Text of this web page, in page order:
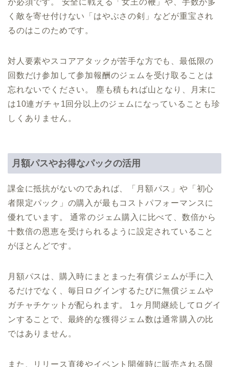
く敵を寄せ付けない「はやぶさの剣」などが重宝され
るのはこのためです。
対人要素やスコアアタックが苦手な方でも、最低限の
回数だけ参加して参加報酬のジェムを受け取ることは
忘れないでください。 塵も積もれば山となり、月末に
は10連ガチャ1回分以上のジェムになっていることも珍
しくありません。
月額パスやお得なパックの活用
課金に抵抗がないのであれば、「月額パス」や「初心
者限定パック」の購入が最もコストパフォーマンスに
優れています。 通常のジェム購入に比べて、数倍から
十数倍の恩恵を受けられるように設定されていること
がほとんどです。
月額パスは、購入時にまとまった有償ジェムが手に入
るだけでなく、毎日ログインするたびに無償ジェムや
ガチャチケットが配られます。 1ヶ月間継続してログイ
ンすることで、最終的な獲得ジェム数は通常購入の比
ではありません。
また、リリース直後やイベント開催時に販売される限